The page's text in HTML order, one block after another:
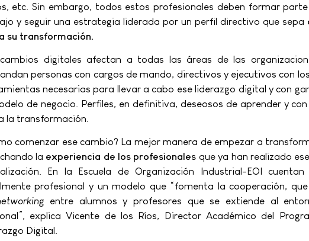
etc. Sin embargo, todos estos profesionales deben formar
y seguir una estrategia liderada por un perfil directivo que sepa
su transformación.
digitales afectan a todas las áreas de las
personas con cargos de mando, directivos y ejecutivos con
necesarias para llevar a cabo ese liderazgo digital y con
de negocio. Perfiles, en definitiva, deseosos de aprender y
la transformación.
comenzar ese cambio? La mejor manera de empezar a
la experiencia de los profesionales que ya han realizado
En la Escuela de Organización Industrial-EOI
profesional y un modelo que “fomenta la cooperación,
entre alumnos y profesores que se extiende al
explica Vicente de los Ríos, Director Académico del
Digital.